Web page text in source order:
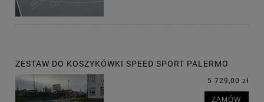
ZESTAW DO KOSZYKÓWKI SPEED SPORT PALERMO
5 729,00 zł
ZAMÓW